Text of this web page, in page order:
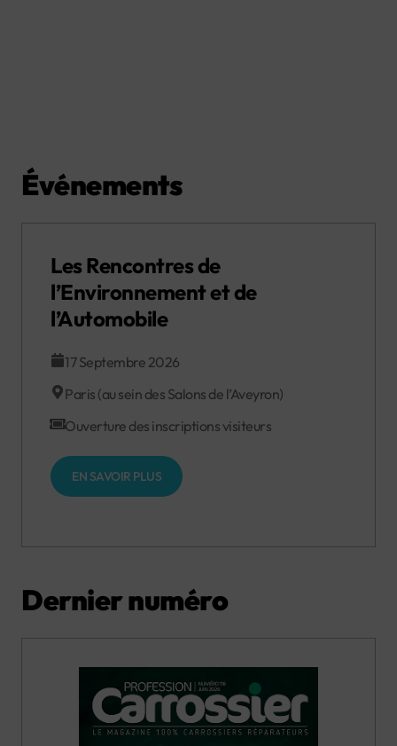
Événements
Les Rencontres de
l’Environnement et de
l’Automobile
17 Septembre 2026
Paris (au sein des Salons de l’Aveyron)
Ouverture des inscriptions visiteurs
EN SAVOIR PLUS
Dernier numéro